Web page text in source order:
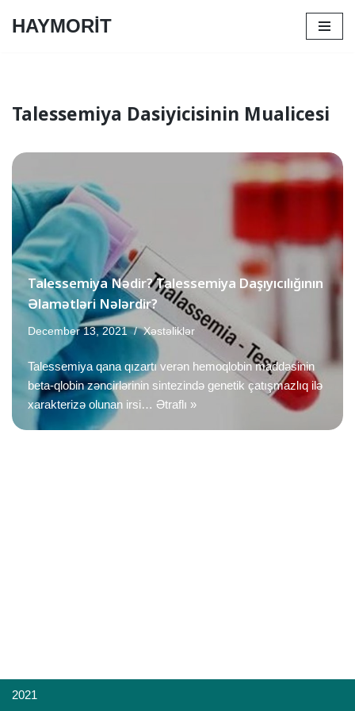
HAYMORİT
Talessemiya Dasiyicisinin Mualicesi
Talessemiya Nədir? Talessemiya Daşıyıcılığının
Əlamətləri Nələrdir?
December 13, 2021 Xəstəliklər
Talessemiya qana qızartı verən hemoqlobin maddəsinin
beta-qlobin zəncirlərinin sintezində genetik çatışmazlıq ilə
xarakterizə olunan irsi… Ətraflı »
2021